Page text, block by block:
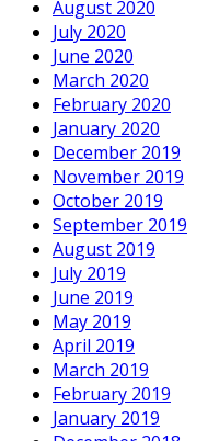
August 2020
July 2020
June 2020
March 2020
February 2020
January 2020
December 2019
November 2019
October 2019
September 2019
August 2019
July 2019
June 2019
May 2019
April 2019
March 2019
February 2019
January 2019